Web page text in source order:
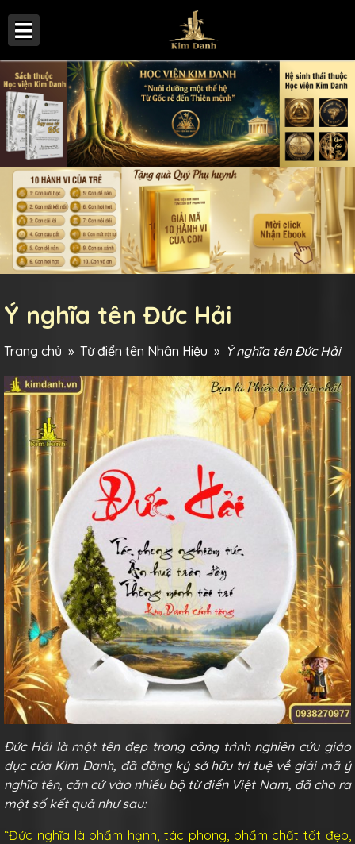
Ý nghĩa tên Đức Hải
Trang chủ » Từ điển tên Nhân Hiệu » Ý nghĩa tên Đức Hải
Đức Hải là một tên đẹp trong công trình nghiên cứu giáo
dục của Kim Danh, đã đăng ký sở hữu trí tuệ về giải mã ý
nghĩa tên, căn cứ vào nhiều bộ từ điển Việt Nam, đã cho ra
một số kết quả như sau:
“Đức nghĩa là phẩm hạnh, tác phong, phẩm chất tốt đẹp